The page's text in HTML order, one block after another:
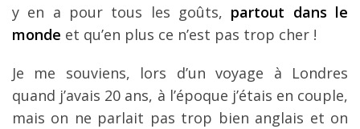
y en a pour tous les goûts, partout dans le
monde et qu’en plus ce n’est pas trop cher !
Je me souviens, lors d’un voyage à Londres
quand j’avais 20 ans, à l’époque j’étais en couple,
mais on ne parlait pas trop bien anglais et on